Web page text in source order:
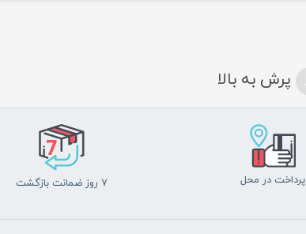
پرش به بالا
پرداخت در محل 7 روز ضمانت بازگشت